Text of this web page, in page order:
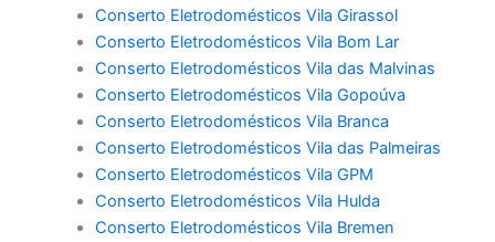
Conserto Eletrodomésticos Vila Girassol
Conserto Eletrodomésticos Vila Bom Lar
Conserto Eletrodomésticos Vila das Malvinas
Conserto Eletrodomésticos Vila Gopoúva
Conserto Eletrodomésticos Vila Branca
Conserto Eletrodomésticos Vila das Palmeiras
Conserto Eletrodomésticos Vila GPM
Conserto Eletrodomésticos Vila Hulda
Conserto Eletrodomésticos Vila Bremen